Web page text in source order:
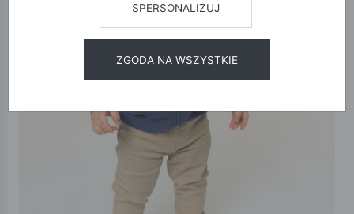
SPERSONALIZUJ
ZGODA NA WSZYSTKIE